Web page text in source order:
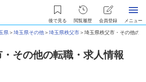
後で見る 閲覧履歴 会員登録 メニュー
県＞埼玉県その他＞埼玉県秩父市＞埼玉県秩父市・その他の
その他の転職・求人情報